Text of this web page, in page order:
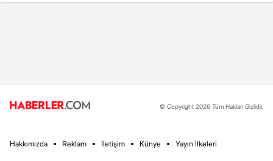
© Copyright 2026 Tüm Hakları Gizlidir.
Hakkımızda Reklam İletişim Künye Yayın İlkeleri